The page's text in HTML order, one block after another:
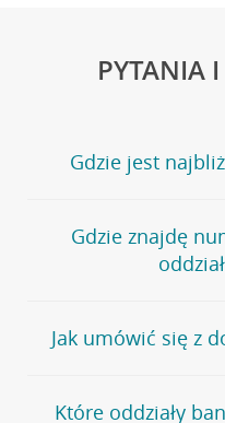
PYTANIA
Gdzie jest
Jeśli szukasz oddziału
stronęPlacówki i
wygodna wyszukiwarka.
oddziałów
Gdzie znajdę
Bank Credit Agricole nie
telefonu do placówki
umówienia się z doradcą
Jak umówić się z
Jeśli jesteś już naszym
Które oddziały